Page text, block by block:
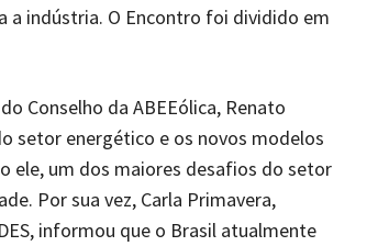
a indústria. O Encontro foi dividido em
Conselho da ABEEólica, Renato
setor energético e os novos modelos
ele, um dos maiores desafios do setor
Por sua vez, Carla Primavera,
informou que o Brasil atualmente